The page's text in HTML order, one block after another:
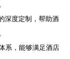
深度定制，帮助酒
系，能够满足酒店